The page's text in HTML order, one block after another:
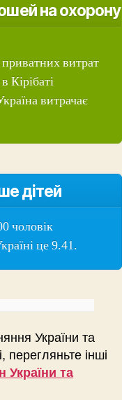
на охорону
витрат
Кірібаті
витрачає
дітей
чоловік
це 9.41.
України та
перегляньте інші
України та